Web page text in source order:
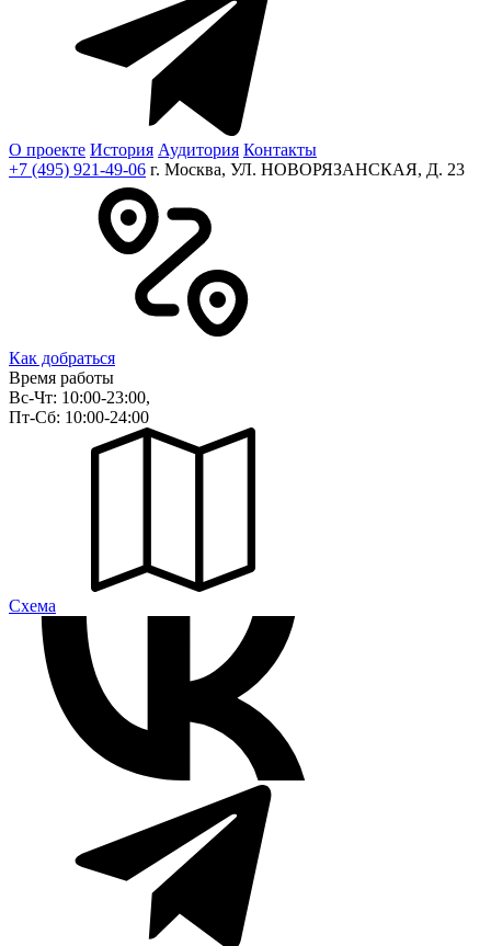
О проекте История Аудитория Контакты
+7 (495) 921-49-06 г. Москва, УЛ. НОВОРЯЗАНСКАЯ, Д. 23
Как добраться
Время работы
Вс-Чт: 10:00-23:00,
Пт-Сб: 10:00-24:00
Cхема